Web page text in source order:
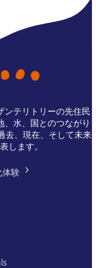
ンテリトリーの先住民
水、国とのつながり
去、現在、そして未来
します。
体験